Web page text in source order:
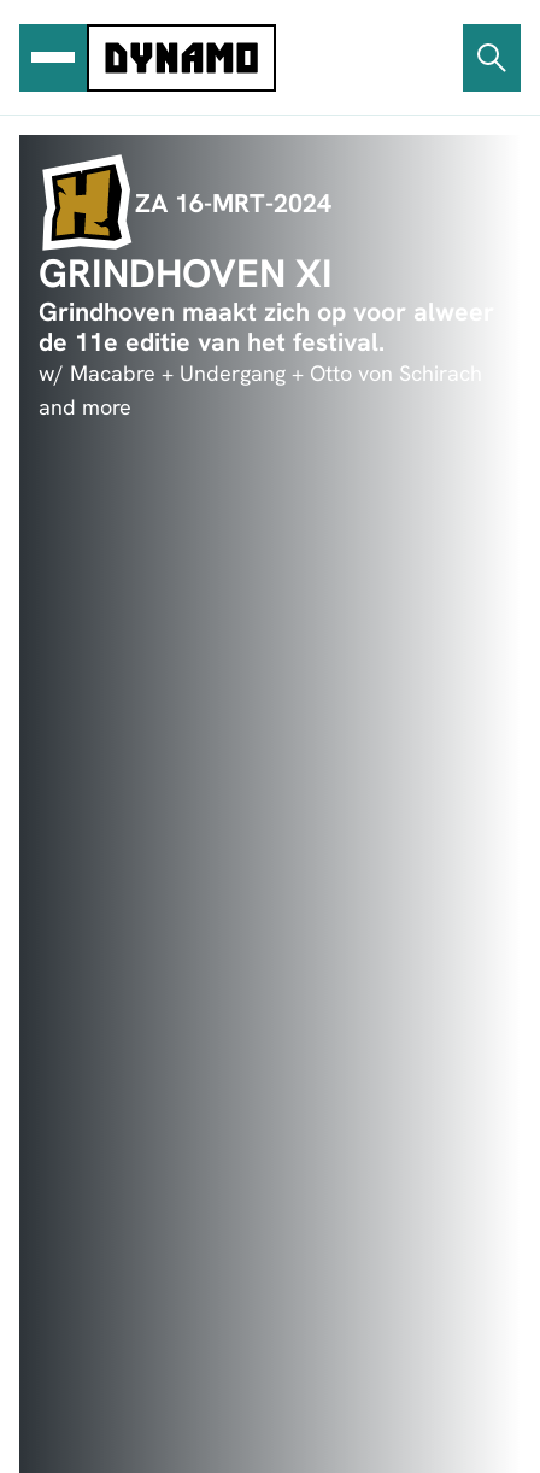
inhoud
ZA 16-MRT-2024
GRINDHOVEN XI
Grindhoven maakt zich op voor alweer
de 11e editie van het festival.
w/ Macabre + Undergang + Otto von Schirach
and more